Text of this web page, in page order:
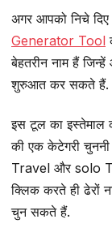
अगर आपको निचे
Generator Tool
बेहतरीन नाम हैं
शुरुआत कर सकते हैं.
इस टूल का इस्तेमाल
की एक केटेगरी
Travel और solo
क्लिक करते ही ढेरों
चुन सकते हैं.